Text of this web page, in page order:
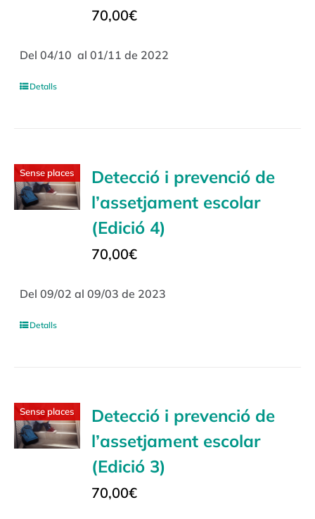
70,00€
Del 04/10 al 01/11 de 2022
Detalls
Sense places
Detecció i prevenció de
l’assetjament escolar
(Edició 4)
70,00€
Del 09/02 al 09/03 de 2023
Detalls
Sense places
Detecció i prevenció de
l’assetjament escolar
(Edició 3)
70,00€